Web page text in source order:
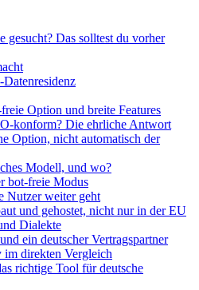
gesucht? Das solltest du vorher
Option und breite Features
konform? Die ehrliche Antwort
Option, nicht automatisch der
Modell, und wo?
bot-freie Modus
Nutzer weiter geht
und gehostet, nicht nur in der EU
Dialekte
ein deutscher Vertragspartner
im direkten Vergleich
richtige Tool für deutsche